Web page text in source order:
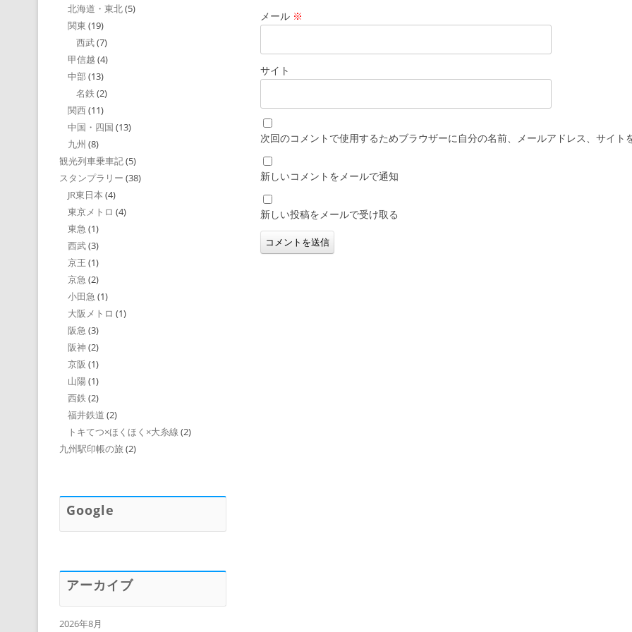
メール ※
サイト
次回のコメントで使用するためブラウザーに自分の名前、メールアドレス、サイト
新しいコメントをメールで通知
新しい投稿をメールで受け取る
北海道・東北(5)
関東 (19)
西武(7)
甲信越 (4)
中部 (13)
名鉄 (2)
関西(11)
中国・四国 (13)
九州 (8)
観光列車乗車記(5)
スタンプラリー (38)
JR東日本 (4)
東京メトロ (4)
東急 (1)
西武(3)
京王 (1)
京急 (2)
小田急 (1)
大阪メトロ (1)
阪急 (3)
阪神 (2)
京阪 (1)
山陽 (1)
西鉄 (2)
福井鉄道 (2)
トキてつ×ほくほく×大糸線 (2)
九州駅印帳の旅 (2)
Google
アーカイブ
2026年8月